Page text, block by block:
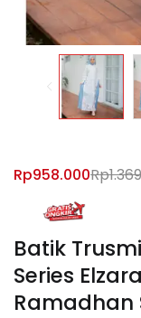
Batik
Series
Ramadhan
Rp958.000Rp